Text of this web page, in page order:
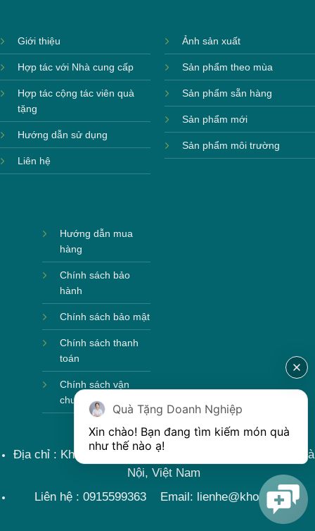
Giới thiệu
Hợp tác với Nhà cung cấp
Hợp tác cộng tác viên quà
tặng
Hướng dẫn sử dụng
Liên hệ
Ảnh sản xuất
Sản phẩm theo mùa
Sản phẩm sẵn hàng
Sản phẩm mới
Sản phẩm môi trường
Hướng dẫn mua
hàng
Chính sách bảo
hành
Chính sách bảo mật
Chính sách thanh
toán
Chính sách vận
chuyển
Địa chỉ : Khu sản xuất làng nghề, Bát Tràng, Gia Lâm, Hà
Nội, Việt Nam
Liên hệ : 0915599363 Email: lienhe@khoqua.vn
Quà Tặng Doanh Nghiệp
Xin chào! Bạn đang tìm kiếm món quà
như thế nào ạ!